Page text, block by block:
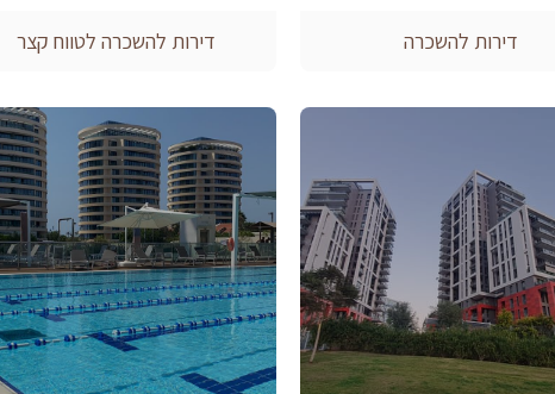
דירות להשכרה דירות להשכרה לטווח קצר